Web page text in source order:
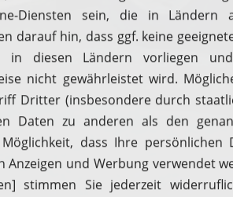
H2 fahren
Wasserstofffahrzeuge